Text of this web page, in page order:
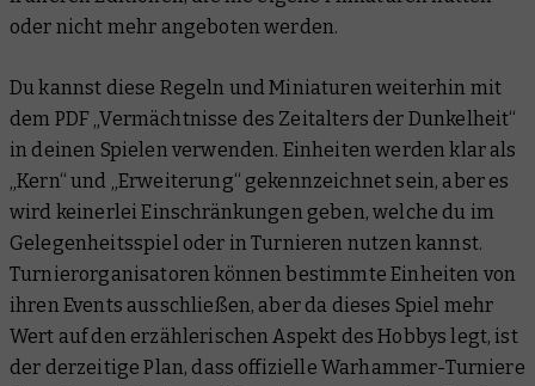
oder nicht mehr angeboten werden.
Du kannst diese Regeln und Miniaturen weiterhin mit
dem PDF „Vermächtnisse des Zeitalters der Dunkelheit“
in deinen Spielen verwenden. Einheiten werden klar als
„Kern“ und „Erweiterung“ gekennzeichnet sein, aber es
wird keinerlei Einschränkungen geben, welche du im
Gelegenheitsspiel oder in Turnieren nutzen kannst.
Turnierorganisatoren können bestimmte Einheiten von
ihren Events ausschließen, aber da dieses Spiel mehr
Wert auf den erzählerischen Aspekt des Hobbys legt, ist
der derzeitige Plan, dass offizielle Warhammer-Turniere